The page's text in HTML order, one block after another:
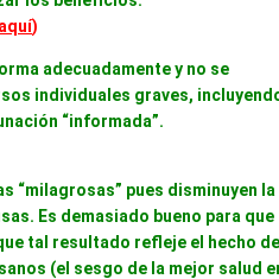
aquí)
adecuadamente y no se
individuales graves,
“informada”.
“milagrosas” pues disminuyen la
Es demasiado bueno para que
tal resultado refleje el hecho de
(el sesgo de la mejor salud